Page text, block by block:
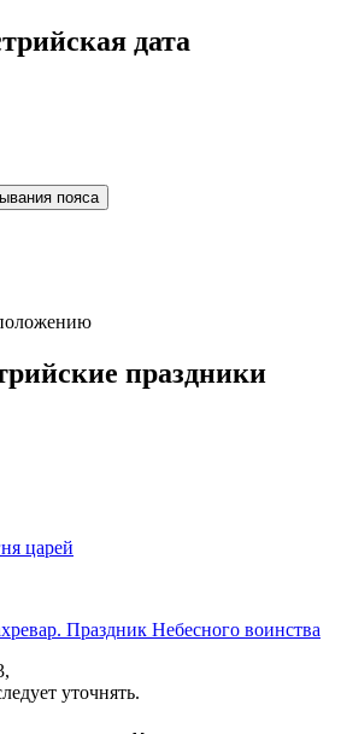
дата
пояса
праздники
царей
Праздник Небесного воинства
уточнять.